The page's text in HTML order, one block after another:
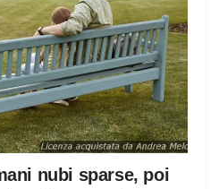
nubi sparse, poi